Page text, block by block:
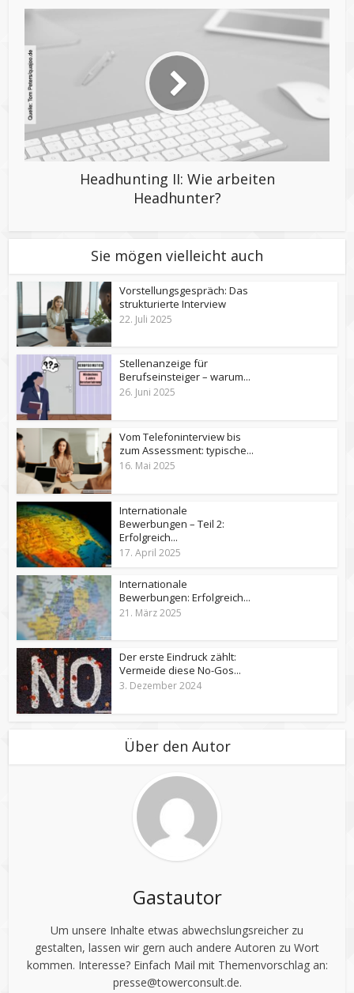
Headhunting II: Wie arbeiten
Headhunter?
Sie mögen vielleicht auch
Vorstellungsgespräch: Das
strukturierte Interview
22. Juli 2025
Stellenanzeige für
Berufseinsteiger – warum...
26. Juni 2025
Vom Telefoninterview bis
zum Assessment: typische...
16. Mai 2025
Internationale
Bewerbungen – Teil 2:
Erfolgreich...
17. April 2025
Internationale
Bewerbungen: Erfolgreich...
21. März 2025
Der erste Eindruck zählt:
Vermeide diese No-Gos...
3. Dezember 2024
Über den Autor
Gastautor
Um unsere Inhalte etwas abwechslungsreicher zu
gestalten, lassen wir gern auch andere Autoren zu Wort
kommen. Interesse? Einfach Mail mit Themenvorschlag an:
presse@towerconsult.de.